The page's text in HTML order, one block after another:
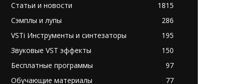
Статьи и новости
1815
Сэмплы и лупы
286
VSTi Инструменты и синтезаторы
195
Звуковые VST эффекты
150
Бесплатные программы
97
Обучающие материалы
77